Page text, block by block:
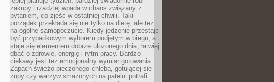
zakupy i rzadziej wpada w chaos związany z
pytaniem, co zjeść w ostatniej chwili. Taki
porządek przekłada się nie tylko na dietę, ale też
na ogólne samopoczucie. Kiedy jedzenie przestaje
być przypadkowym wyborem podjętym w biegu, a
staje się elementem dobrze ułożonego dnia, łatwiej
dbać o zdrowie, energię i rytm pracy. Bardzo
ciekawy jest też emocjonalny wymiar gotowania.
Zapach świeżo pieczonego chleba, gotującej się
zupy czy warzyw smażonych na patelni potrafi